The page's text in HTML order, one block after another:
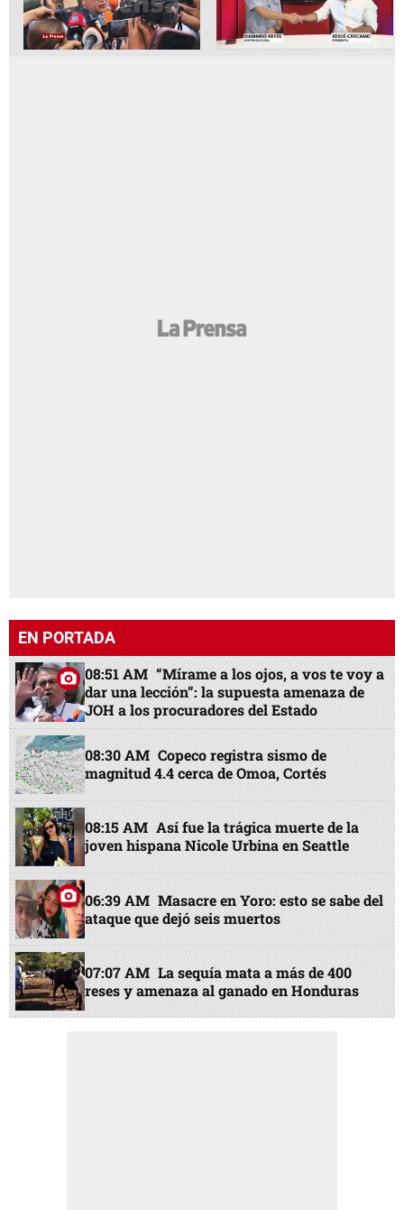
EN PORTADA
08:51 AM “Mírame a los ojos, a vos te voy a
dar una lección”: la supuesta amenaza de
JOH a los procuradores del Estado
08:30 AM Copeco registra sismo de
magnitud 4.4 cerca de Omoa, Cortés
08:15 AM Así fue la trágica muerte de la
joven hispana Nicole Urbina en Seattle
06:39 AM Masacre en Yoro: esto se sabe del
ataque que dejó seis muertos
07:07 AM La sequía mata a más de 400
reses y amenaza al ganado en Honduras